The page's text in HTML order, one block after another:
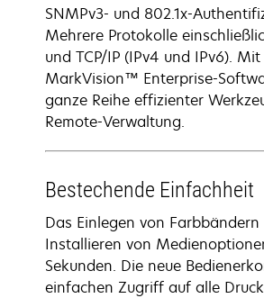
SNMPv3- und 802.1x-
Mehrere Protokolle
und TCP/IP (IPv4 und IPv6).
MarkVision™ Enterprise-
ganze Reihe effizienter
Remote-Verwaltung.
Bestechende Einfachheit
Das Einlegen von Farbbändern
Installieren von
Sekunden. Die neue
einfachen Zugriff auf alle